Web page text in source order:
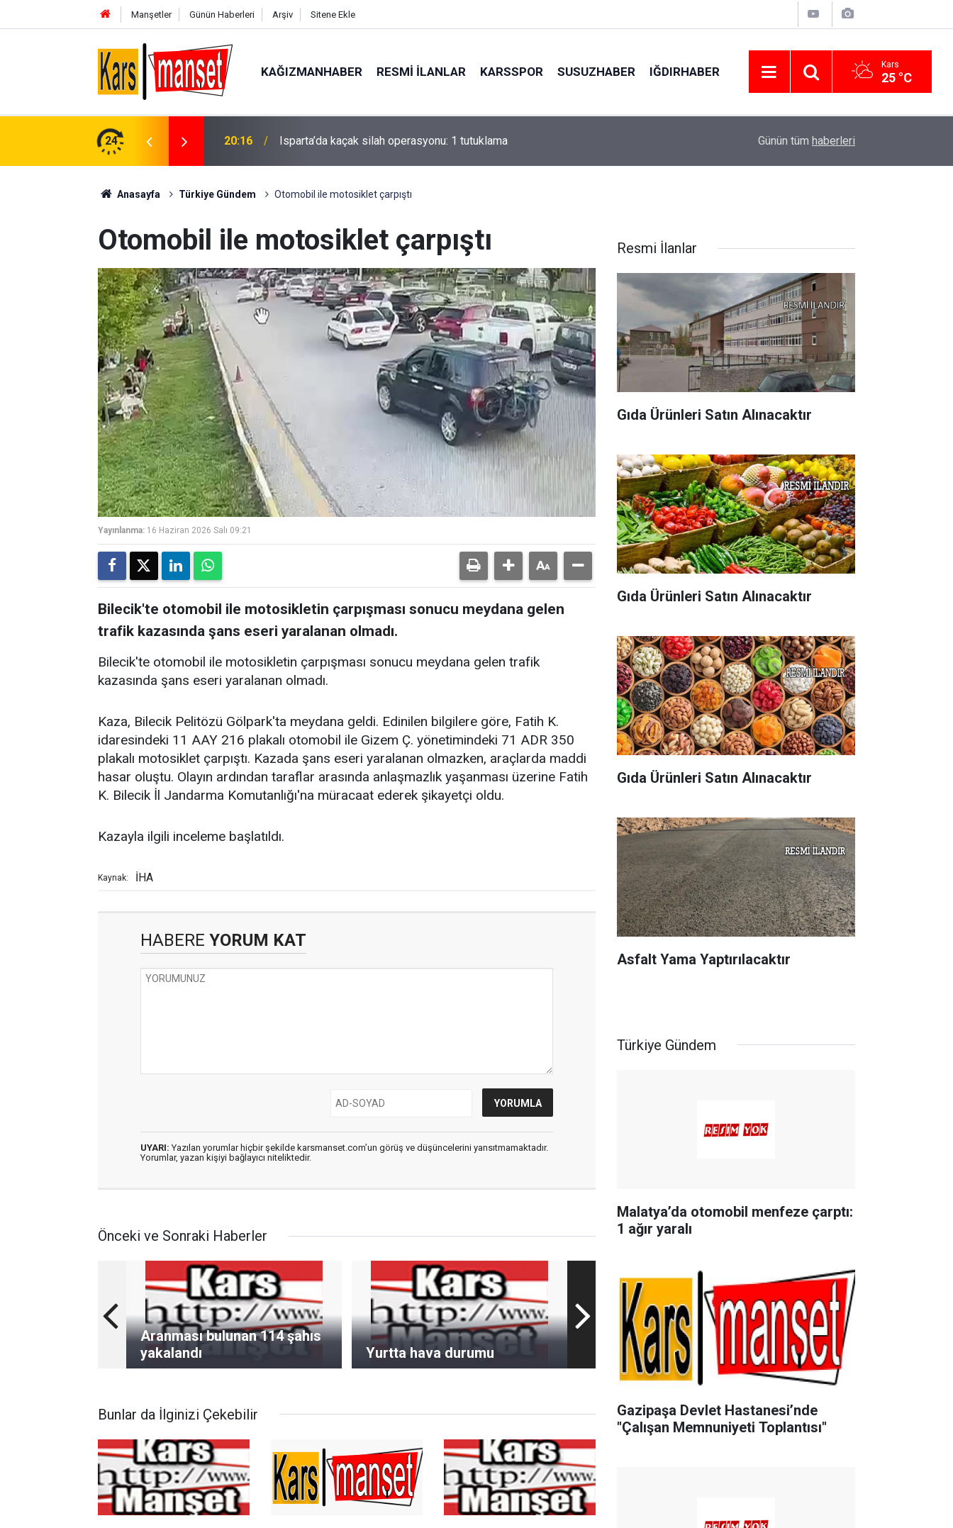
Manşetler Günün Haberleri Arşiv Sitene Ekle
KAĞIZMANHABER RESMI İLANLAR KARSSPOR SUSUZHABER IĞDIRHABER Kars
25 °C
24 20:15
yakınız"
Bakan Bak’tan Down Judo Milli Takımına tebrik
Günün tüm haberleri
Anasayfa Türkiye Gündem Otomobil ile motosiklet çarpıştı
Otomobil ile motosiklet çarpıştı
Yayınlanma: 16 Haziran 2026 Salı 09:21
Bilecik'te otomobil ile motosikletin çarpışması sonucu meydana gelen
trafik kazasında şans eseri yaralanan olmadı.
Bilecik'te otomobil ile motosikletin çarpışması sonucu meydana gelen trafik
kazasında şans eseri yaralanan olmadı.
Kaza, Bilecik Pelitözü Gölpark'ta meydana geldi. Edinilen bilgilere göre, Fatih K.
idaresindeki 11 AAY 216 plakalı otomobil ile Gizem Ç. yönetimindeki 71 ADR 350
plakalı motosiklet çarpıştı. Kazada şans eseri yaralanan olmazken, araçlarda maddi
hasar oluştu. Olayın ardından taraflar arasında anlaşmazlık yaşanması üzerine Fatih
K. Bilecik İl Jandarma Komutanlığı'na müracaat ederek şikayetçi oldu.
Kazayla ilgili inceleme başlatıldı.
Kaynak: İHA
HABERE YORUM KAT
UYARI: Yazılan yorumlar hiçbir şekilde karsmanset.com’un görüş ve düşüncelerini yansıtmamaktadır.
Yorumlar, yazan kişiyi bağlayıcı niteliktedir.
Önceki ve Sonraki Haberler
Aranması bulunan 114 şahıs
yakalandı
Yurtta hava durumu
Bunlar da İlginizi Çekebilir
Resmi İlanlar
Gıda Ürünleri Satın Alınacaktır
Gıda Ürünleri Satın Alınacaktır
Gıda Ürünleri Satın Alınacaktır
Asfalt Yama Yaptırılacaktır
Türkiye Gündem
Malatya’da otomobil menfeze çarptı:
1 ağır yaralı
Gazipaşa Devlet Hastanesi’nde
"Çalışan Memnuniyeti Toplantısı"